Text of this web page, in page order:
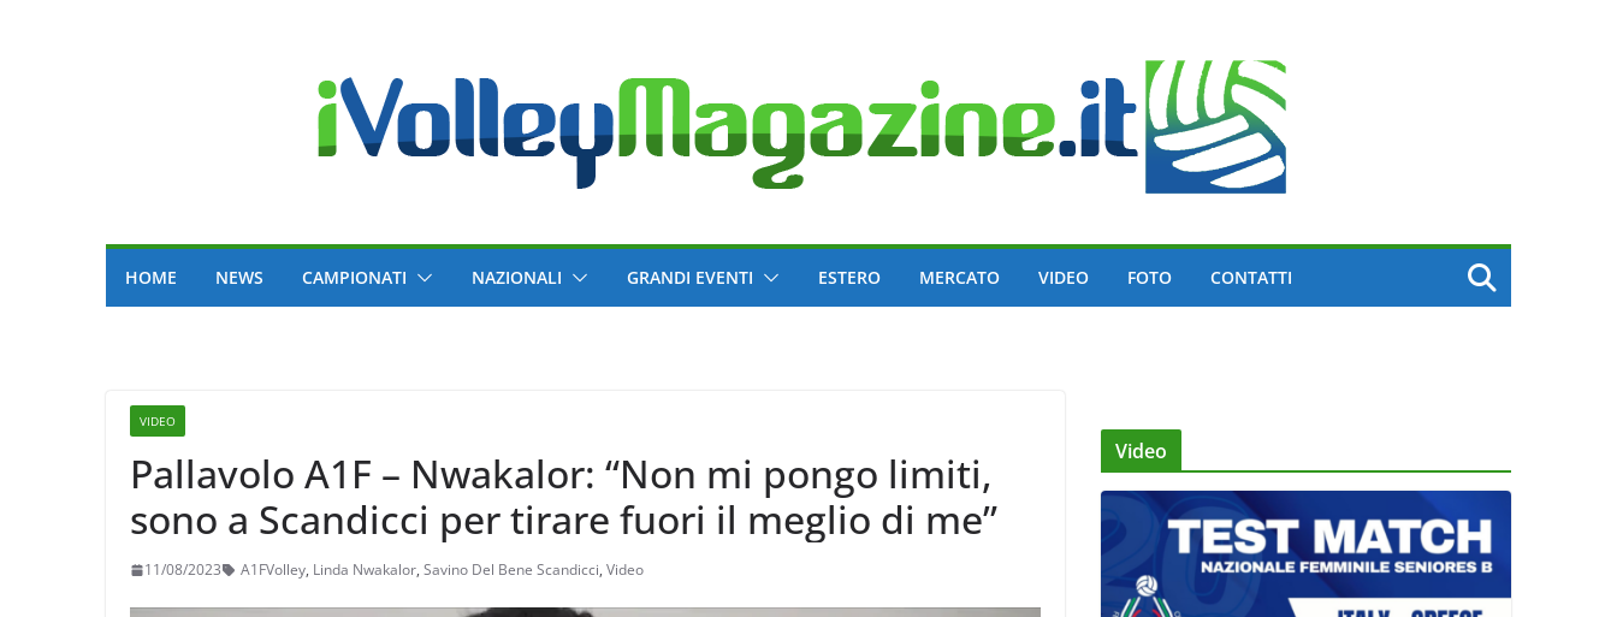
HOME NEWS CAMPIONATI NAZIONALI GRANDI EVENTI ESTERO MERCATO VIDEO FOTO CONTATTI
VIDEO
Pallavolo A1F – Nwakalor: “Non mi pongo limiti,
sono a Scandicci per tirare fuori il meglio di me”
11/08/2023 A1FVolley, Linda Nwakalor, Savino Del Bene Scandicci, Video
Video